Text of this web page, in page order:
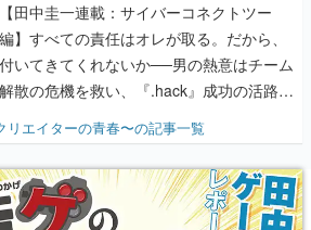
【田中圭一連載：サイバーコネクトツー
編】すべての責任はオレが取る。だから、
付いてきてくれないか──男の熱意はチーム
解散の危機を救い、『.hack』成功の活路を
開く。業界の快男児・松山 洋に流れる血は
『少年ジャンプ』色だった【若ゲのいた
り】
リエイターの青春〜の記事一覧